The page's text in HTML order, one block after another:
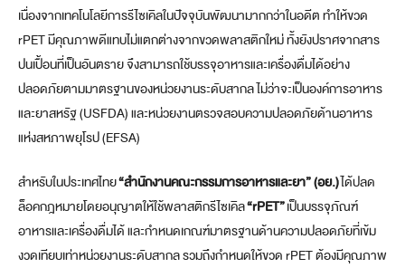
เนื่องจากเทคโนโลยีการรีไซเคิลในปัจจุบันพัฒนามากกว่าในอดีต ทำให้ขวด
rPET มีคุณภาพดีแทบไม่แตกต่างจากขวดพลาสติกใหม่ ทั้งยังปราศจากสาร
ปนเปื้อนที่เป็นอันตราย จึงสามารถใช้บรรจุอาหารและเครื่องดื่มได้อย่าง
ปลอดภัยตามมาตรฐานของหน่วยงานระดับสากล ไม่ว่าจะเป็นองค์การอาหาร
และยาสหรัฐ (USFDA) และหน่วยงานตรวจสอบความปลอดภัยด้านอาหาร
แห่งสหภาพยุโรป (EFSA)
สำหรับในประเทศไทย“สำนักงานคณะกรรมการอาหารและยา” (อย.)ได้ปลด
ล็อคกฎหมายโดยอนุญาตให้ใช้พลาสติกรีไซเคิล“rPET”เป็นบรรจุภัณฑ์
อาหารและเครื่องดื่มได้ และกำหนดเกณฑ์มาตรฐานด้านความปลอดภัยที่เข้ม
งวดเทียบเท่าหน่วยงานระดับสากล รวมถึงกำหนดให้ขวด rPET ต้องมีคุณภาพ